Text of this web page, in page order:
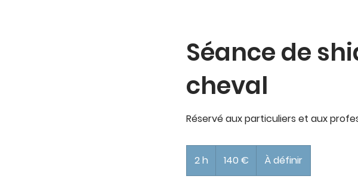
Séance de
cheval
Réservé aux particuliers et aux
2 h
h
140 € À définir